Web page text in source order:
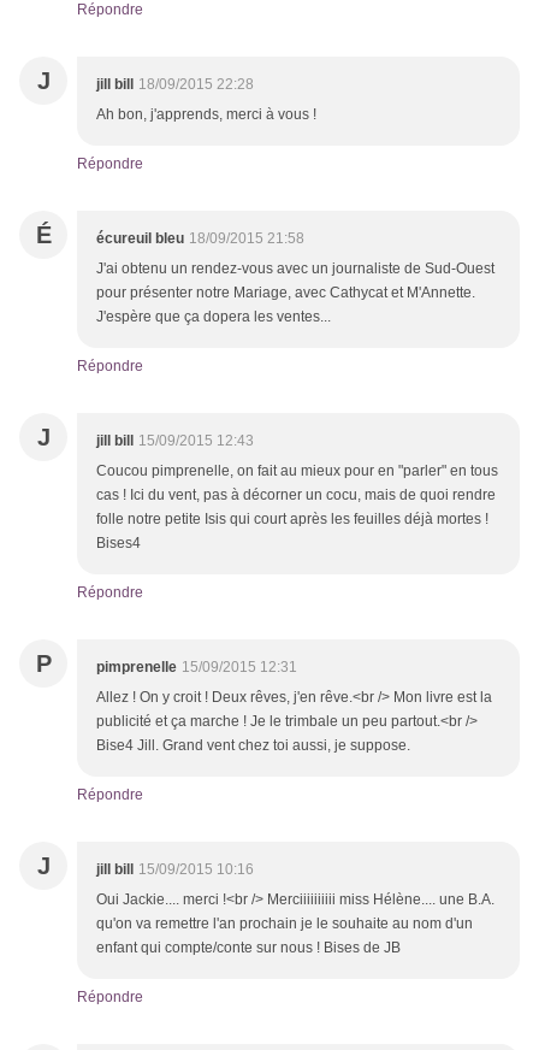
Répondre
J jill bill
18/09/2015 22:28
Ah bon, j'apprends, merci à vous !
Répondre
É écureuil bleu 18/09/2015 21:58
J'ai obtenu un rendez-vous avec un journaliste de Sud-Ouest
pour présenter notre Mariage, avec Cathycat et M'Annette.
J'espère que ça dopera les ventes...
Répondre
J jill bill
15/09/2015 12:43
Coucou pimprenelle, on fait au mieux pour en "parler" en tous
cas ! Ici du vent, pas à décorner un cocu, mais de quoi rendre
folle notre petite Isis qui court après les feuilles déjà mortes !
Bises4
Répondre
P pimprenelle 15/09/2015 12:31
Allez ! On y croit ! Deux rêves, j'en rêve.<br /> Mon livre est la
publicité et ça marche ! Je le trimbale un peu partout.<br />
Bise4 Jill. Grand vent chez toi aussi, je suppose.
Répondre
J jill bill
15/09/2015 10:16
Oui Jackie.... merci !<br /> Merciiiiiiiiii miss Hélène.... une B.A.
qu'on va remettre l'an prochain je le souhaite au nom d'un
enfant qui compte/conte sur nous ! Bises de JB
Répondre